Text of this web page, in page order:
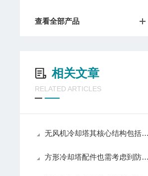
查看全部产品
相关文章
RELATED ARTICLES
无风机冷却塔其核心结构包括以下关键部件
方形冷却塔配件也需考虑到防冻的问题